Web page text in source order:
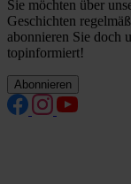
Sie möchten über
Geschichten
abonnieren Sie doch
topinformiert!
Abonnieren